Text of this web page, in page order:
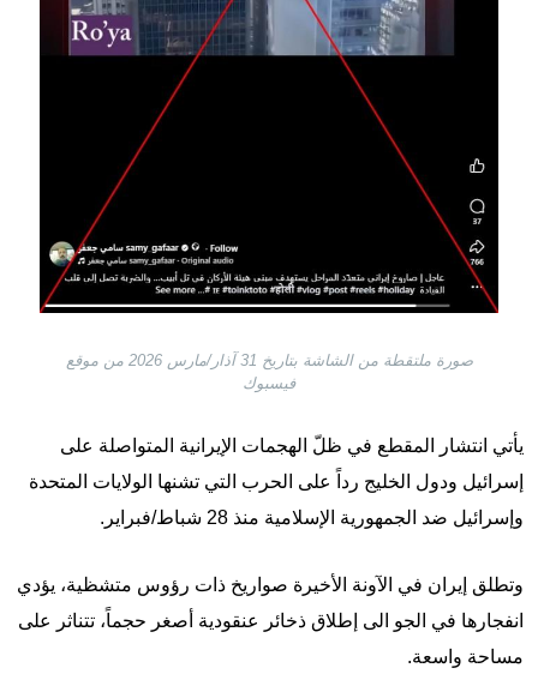
صورة ملتقطة من الشاشة بتاريخ 31 آذار/مارس 2026 من موقع
فيسبوك
يأتي انتشار المقطع في ظلّ الهجمات الإيرانية المتواصلة على
إسرائيل ودول الخليج رداً على الحرب التي تشنها الولايات المتحدة
وإسرائيل ضد الجمهورية الإسلامية منذ 28 شباط/فبراير.
وتطلق إيران في الآونة الأخيرة صواريخ ذات رؤوس متشظية، يؤدي
انفجارها في الجو الى إطلاق ذخائر عنقودية أصغر حجماً، تتناثر على
مساحة واسعة.